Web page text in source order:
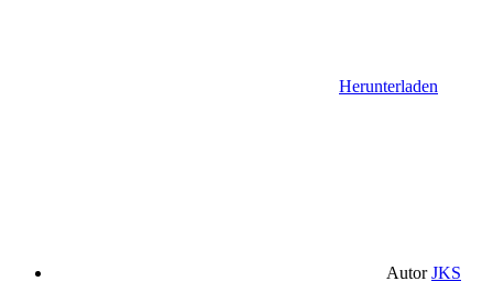
Herunterladen
Autor JKS